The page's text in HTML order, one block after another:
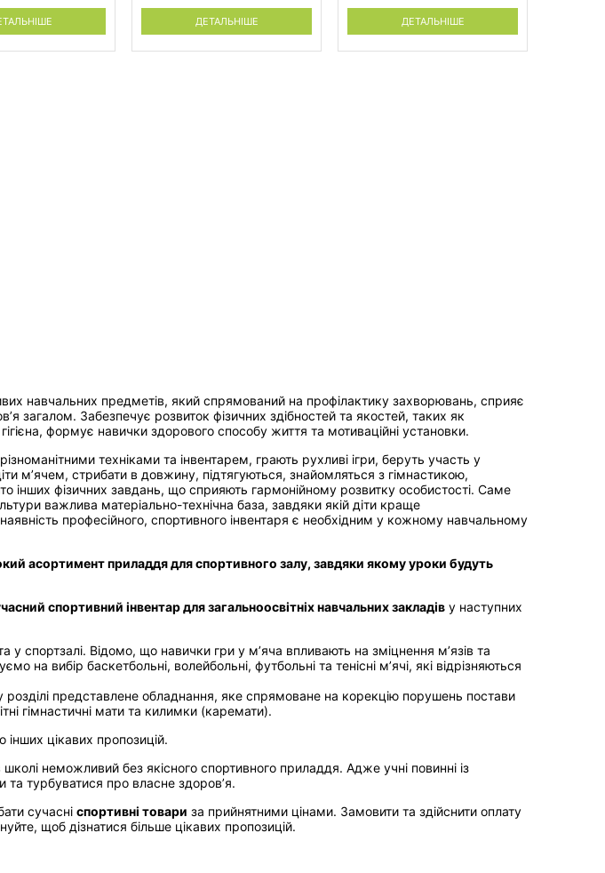
ДЕТАЛЬНІШЕ ДЕТАЛЬНІШЕ
навчальних предметів, який спрямований на профілактику захворювань, сприяє
загалом. Забезпечує розвиток фізичних здібностей та якостей, таких як
формує навички здорового способу життя та мотиваційні установки.
техніками та інвентарем, грають рухливі ігри, беруть участь у
м’ячем, стрибати в довжину, підтягуються, знайомляться з гімнастикою,
інших фізичних завдань, що сприяють гармонійному розвитку особистості. Саме
важлива матеріально-технічна база, завдяки якій діти краще
професійного, спортивного інвентаря є необхідним у кожному навчальному
асортимент приладдя для спортивного залу, завдяки якому уроки будуть
спортивний інвентар для загальноосвітніх навчальних закладів у наступних
у спортзалі. Відомо, що навички гри у м’яча впливають на зміцнення м’язів та
на вибір баскетбольні, волейбольні, футбольні та тенісні м’ячі, які відрізняються
розділі представлене обладнання, яке спрямоване на корекцію порушень постави
гімнастичні мати та килимки (каремати).
інших цікавих пропозицій.
неможливий без якісного спортивного приладдя. Адже учні повинні із
та турбуватися про власне здоров’я.
сучасні спортивні товари за прийнятними цінами. Замовити та здійснити оплату
щоб дізнатися більше цікавих пропозицій.